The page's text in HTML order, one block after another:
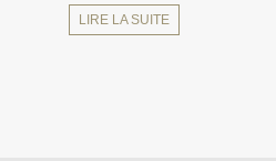
LIRE LA SUITE